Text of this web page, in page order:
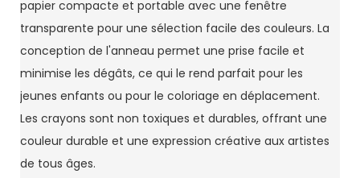
papier compacte et portable avec une fenêtre
transparente pour une sélection facile des couleurs. La
conception de l'anneau permet une prise facile et
minimise les dégâts, ce qui le rend parfait pour les
jeunes enfants ou pour le coloriage en déplacement.
Les crayons sont non toxiques et durables, offrant une
couleur durable et une expression créative aux artistes
de tous âges.